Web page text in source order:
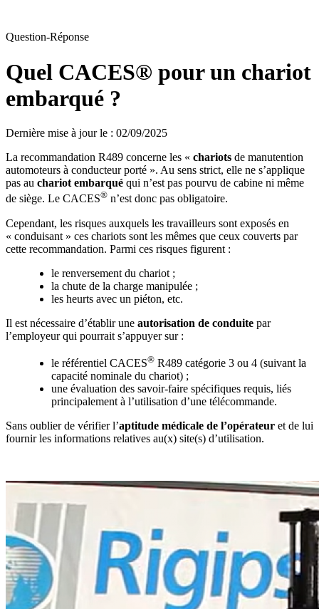
Question-Réponse
Quel CACES® pour un chariot
embarqué ?
Dernière mise à jour le : 02/09/2025
La recommandation R489 concerne les « chariots de manutention
automoteurs à conducteur porté ». Au sens strict, elle ne s’applique
pas au chariot embarqué qui n’est pas pourvu de cabine ni même
de siège. Le CACES® n’est donc pas obligatoire.
Cependant, les risques auxquels les travailleurs sont exposés en
« conduisant » ces chariots sont les mêmes que ceux couverts par
cette recommandation. Parmi ces risques figurent :
le renversement du chariot ;
la chute de la charge manipulée ;
les heurts avec un piéton, etc.
Il est nécessaire d’établir une autorisation de conduite par
l’employeur qui pourrait s’appuyer sur :
le référentiel CACES® R489 catégorie 3 ou 4 (suivant la
capacité nominale du chariot) ;
une évaluation des savoir-faire spécifiques requis, liés
principalement à l’utilisation d’une télécommande.
Sans oublier de vérifier l’aptitude médicale de l’opérateur et de lui
fournir les informations relatives au(x) site(s) d’utilisation.